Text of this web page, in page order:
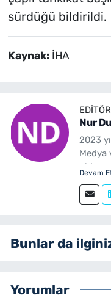
sürdüğü bildirildi.
Kaynak: İHA
EDITÖR
Nur
2023
Medya
olarak
Devam
Bunlar da
Yorumlar